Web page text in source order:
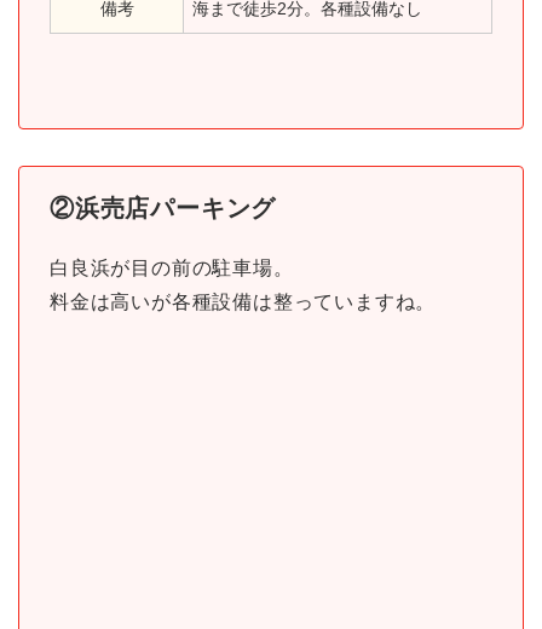
備考 海まで徒歩2分。各種設備なし
②浜売店パーキング
白良浜が目の前の駐車場。
料金は高いが各種設備は整っていますね。